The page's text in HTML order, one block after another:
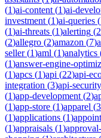
(1)ai-content (1)ai-
investment (1)ai-queries (
(1)ai-threats (1)alerting (2
(2)allegro (2)amazon (7)
seller(1)aml (1)analytics
(1)answer-engine-
(1)apcs (1)api (22)api-
integration (3)api-security
(1)app-development (2)
(1)app-store (1)apparel (3
(1)applications (1)
(1)appraisals (1)